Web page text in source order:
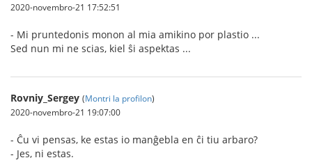
2020-novembro-21 17:52:51
- Mi pruntedonis monon al mia amikino por plastio ...
Sed nun mi ne scias, kiel ŝi aspektas ...
Rovniy_Sergey (Montri la profilon)
2020-novembro-21 19:07:00
- Ĉu vi pensas, ke estas io manĝebla en ĉi tiu arbaro?
- Jes, ni estas.